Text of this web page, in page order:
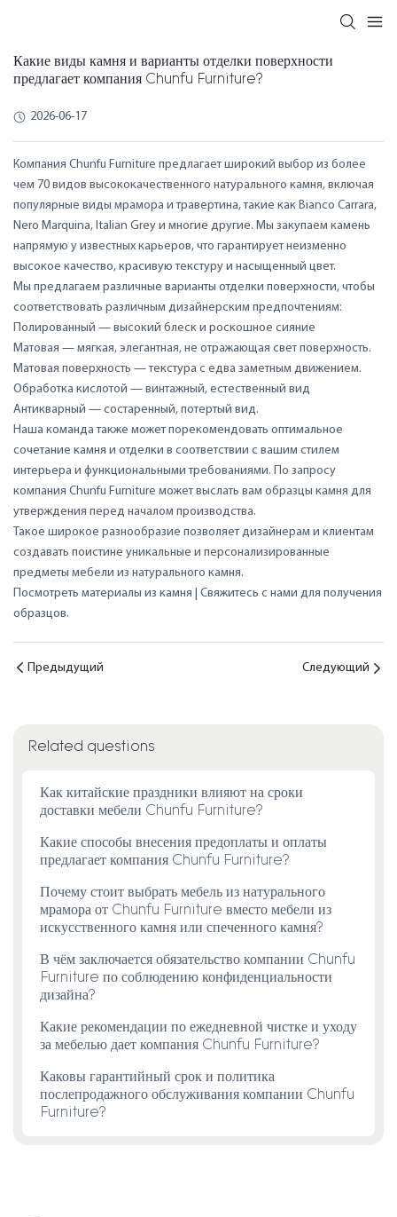
Какие виды камня и варианты отделки поверхности
предлагает компания Chunfu Furniture?
2026-06-17
Компания Chunfu Furniture предлагает широкий выбор из более
чем 70 видов высококачественного натурального камня, включая
популярные виды мрамора и травертина, такие как Bianco Carrara,
Nero Marquina, Italian Grey и многие другие. Мы закупаем камень
напрямую у известных карьеров, что гарантирует неизменно
высокое качество, красивую текстуру и насыщенный цвет.
Мы предлагаем различные варианты отделки поверхности, чтобы
соответствовать различным дизайнерским предпочтениям:
Полированный — высокий блеск и роскошное сияние
Матовая — мягкая, элегантная, не отражающая свет поверхность.
Матовая поверхность — текстура с едва заметным движением.
Обработка кислотой — винтажный, естественный вид
Антикварный — состаренный, потертый вид.
Наша команда также может порекомендовать оптимальное
сочетание камня и отделки в соответствии с вашим стилем
интерьера и функциональными требованиями. По запросу
компания Chunfu Furniture может выслать вам образцы камня для
утверждения перед началом производства.
Такое широкое разнообразие позволяет дизайнерам и клиентам
создавать поистине уникальные и персонализированные
предметы мебели из натурального камня.
Посмотреть материалы из камня
Свяжитесь с нами для получения
образцов.
Предыдущий Следующий
Related questions
Как китайские праздники влияют на сроки
доставки мебели Chunfu Furniture?
Какие способы внесения предоплаты и оплаты
предлагает компания Chunfu Furniture?
Почему стоит выбрать мебель из натурального
мрамора от Chunfu Furniture вместо мебели из
искусственного камня или спеченного камня?
В чём заключается обязательство компании Chunfu
Furniture по соблюдению конфиденциальности
дизайна?
Какие рекомендации по ежедневной чистке и уходу
за мебелью дает компания Chunfu Furniture?
Каковы гарантийный срок и политика
послепродажного обслуживания компании Chunfu
Furniture?